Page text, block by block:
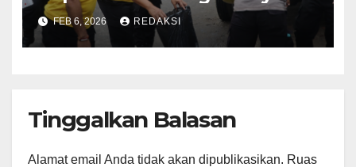
Dampingi Kapolda Kalteng
Kurve di Pasar Besar
FEB 6, 2026 REDAKSI
Tinggalkan Balasan
Alamat email Anda tidak akan dipublikasikan. Ruas